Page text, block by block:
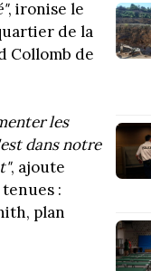
, ironise le
de la
Collomb de
les
dans notre
, ajoute
:
plan